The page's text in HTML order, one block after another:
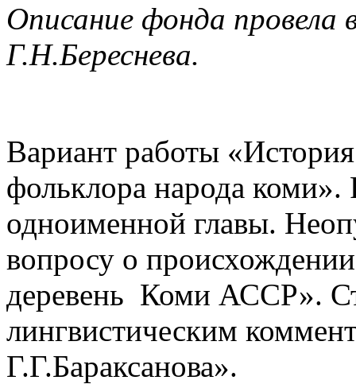
Описание фонда провела
Г.Н.Береснева.
Вариант работы
фольклора народа
одноименной главы.
вопросу о
деревень Коми АССР».
лингвистическим
Г.Г.Бараксанова».